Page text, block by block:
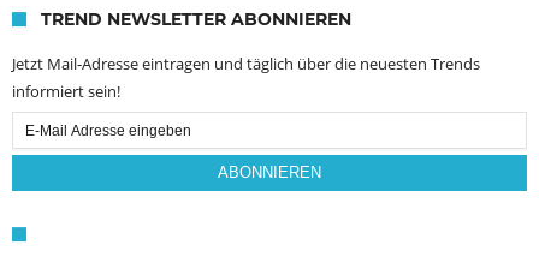
TREND NEWSLETTER ABONNIEREN
Jetzt Mail-Adresse eintragen und täglich über die neuesten Trends
informiert sein!
Email
Subscription
ABONNIEREN